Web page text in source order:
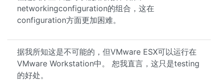
networkingconfiguration的组合，这在
configuration方面更加困难。
据我所知这是不可能的，但VMware ESX可以运行在
VMware Workstation中。 恕我直言，这只是testing
的好处。